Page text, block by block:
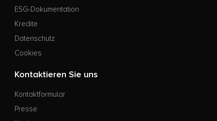
ESG-Dokumentation
Kredite
Datenschutz
Cookies
Kontaktieren Sie uns
Kontaktformular
Presse